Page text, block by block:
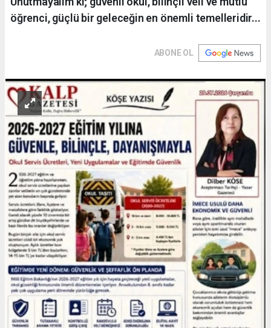
öğrenci, güçlü bir geleceğin en önemli temelleridir...
ABONE OL